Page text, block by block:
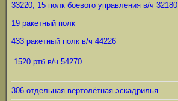
33220, 15 полк боевого управления в/ч 32180
19 ракетный полк
433 ракетный полк в/ч 44226
1520 ртб в/ч 54270
306 отдельная вертолётная эскадрилья